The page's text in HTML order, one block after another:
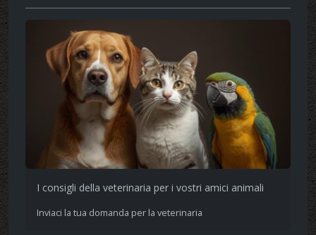
I consigli della veterinaria per i vostri amici animali
Inviaci la tua domanda per la veterinaria